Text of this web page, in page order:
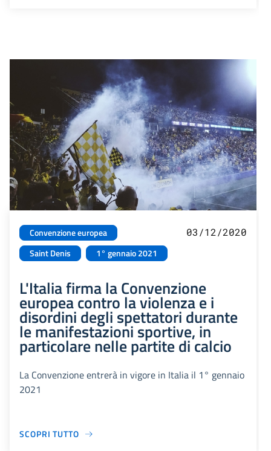
Convenzione europea
Saint Denis
1° gennaio 2021
03/12/2020
L'Italia firma la Convenzione
europea contro la violenza e i
disordini degli spettatori durante
le manifestazioni sportive, in
particolare nelle partite di calcio
La Convenzione entrerà in vigore in Italia il 1° gennaio
2021
SCOPRI TUTTO